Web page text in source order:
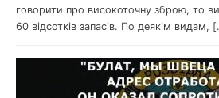
говорити про високоточну зброю, то
60 відсотків запасів. По деякім видам,